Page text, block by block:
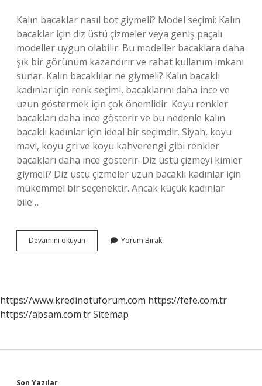
Kalın bacaklar nasıl bot giymeli? Model seçimi: Kalın
bacaklar için diz üstü çizmeler veya geniş paçalı
modeller uygun olabilir. Bu modeller bacaklara daha
şık bir görünüm kazandırır ve rahat kullanım imkanı
sunar. Kalın bacaklılar ne giymeli? Kalın bacaklı
kadınlar için renk seçimi, bacaklarını daha ince ve
uzun göstermek için çok önemlidir. Koyu renkler
bacakları daha ince gösterir ve bu nedenle kalın
bacaklı kadınlar için ideal bir seçimdir. Siyah, koyu
mavi, koyu gri ve koyu kahverengi gibi renkler
bacakları daha ince gösterir. Diz üstü çizmeyi kimler
giymeli? Diz üstü çizmeler uzun bacaklı kadınlar için
mükemmel bir seçenektir. Ancak küçük kadınlar
bile…
Devamını okuyun Bacakları
Kalın
Yorum Bırak
https://www.kredinotuforum.com https://fefe.com.tr
https://absam.com.trSitemap
Son Yazılar